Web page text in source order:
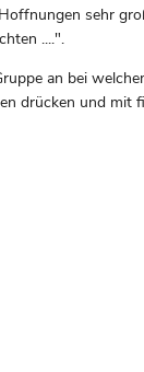
sehr
....".
an bei
drücken und mit